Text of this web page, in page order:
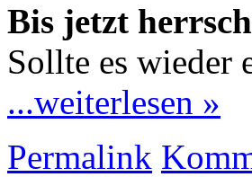
Bis jetzt
Sollte es wieder
...weiterlesen »
Permalink